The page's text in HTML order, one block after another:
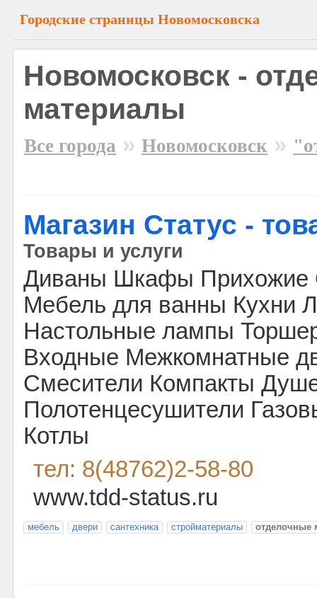
Городские страницы Новомосковска
Новомосковск -
материалы
Все города » Новомосковск »
Магазин Статус -
Товары и услуги
Диваны Шкафы Прихожие
Мебель для ванны Кухни
Настольные лампы
Входные Межкомнатные
Смесители Компакты
Полотенцесушители
Котлы
тел: 8(48762)2-58-80
www.tdd-status.ru
мебель двери сантехника стройматериалы отделочные